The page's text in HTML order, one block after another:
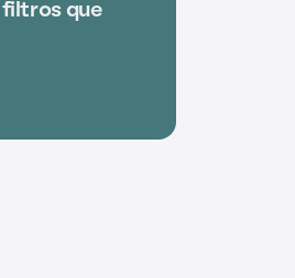
filtros que